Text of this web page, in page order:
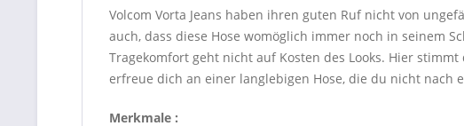
Volcom Vorta Jeans haben ihren guten Ruf nicht von
auch, dass diese Hose womöglich immer noch in seinem
Tragekomfort geht nicht auf Kosten des Looks. Hier
erfreue dich an einer langlebigen Hose, die du nicht nach
Merkmale :